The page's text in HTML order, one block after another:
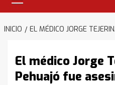
INICIO EL MÉDICO JORGE
El médico Jorge
Pehuajó fue